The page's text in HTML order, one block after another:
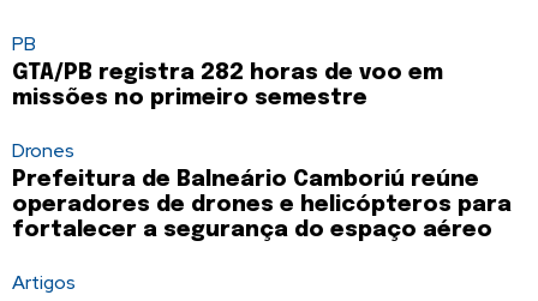
PB
GTA/PB registra 282 horas de voo em
missões no primeiro semestre
Drones
Prefeitura de Balneário Camboriú reúne
operadores de drones e helicópteros para
fortalecer a segurança do espaço aéreo
Artigos